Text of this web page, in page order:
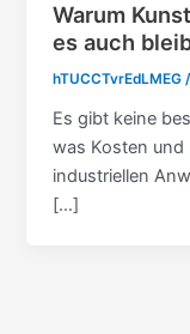
Warum
es auch
hTUCCTvrEdLMEG
Es gibt keine
was Kosten und
industriellen
[…]